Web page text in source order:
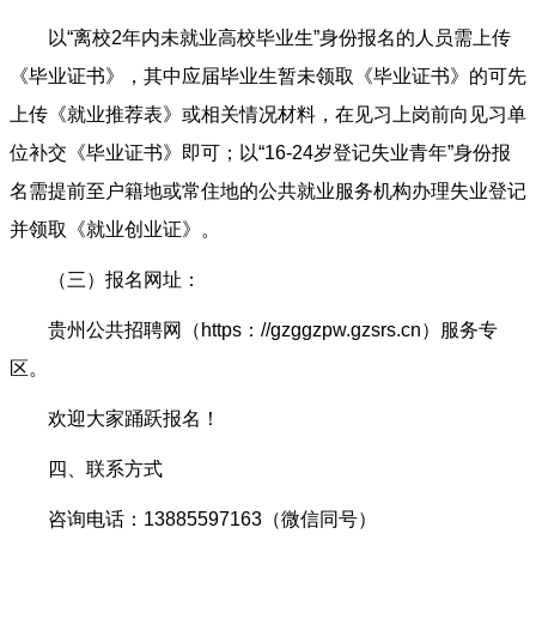
以“离校2年内未就业高校毕业生”身份报名的人员需上传
《毕业证书》，其中应届毕业生暂未领取《毕业证书》的可先
上传《就业推荐表》或相关情况材料，在见习上岗前向见习单
位补交《毕业证书》即可；以“16-24岁登记失业青年”身份报
名需提前至户籍地或常住地的公共就业服务机构办理失业登记
并领取《就业创业证》。
（三）报名网址：
贵州公共招聘网（https：//gzggzpw.gzsrs.cn）服务专
区。
欢迎大家踊跃报名！
四、联系方式
咨询电话：13885597163（微信同号）